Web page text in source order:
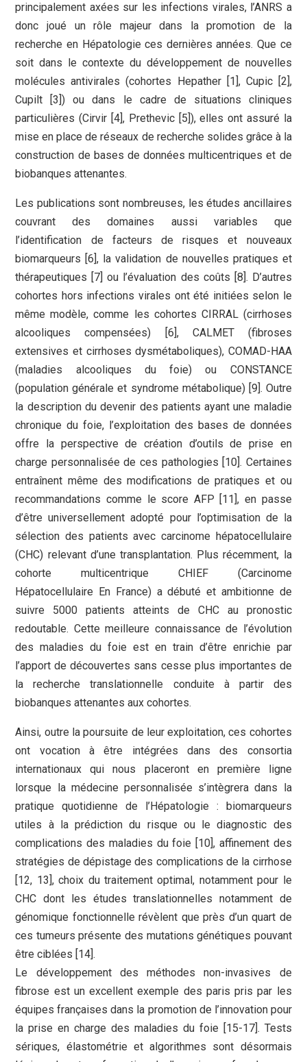
principalement axées sur les infections virales, l’ANRS a
donc joué un rôle majeur dans la promotion de la
recherche en Hépatologie ces dernières années. Que ce
soit dans le contexte du développement de nouvelles
molécules antivirales (cohortes Hepather [1], Cupic [2],
Cupilt [3]) ou dans le cadre de situations cliniques
particulières (Cirvir [4], Prethevic [5]), elles ont assuré la
mise en place de réseaux de recherche solides grâce à la
construction de bases de données multicentriques et de
biobanques attenantes.
Les publications sont nombreuses, les études ancillaires
couvrant des domaines aussi variables que
l’identification de facteurs de risques et nouveaux
biomarqueurs [6], la validation de nouvelles pratiques et
thérapeutiques [7] ou l’évaluation des coûts [8]. D’autres
cohortes hors infections virales ont été initiées selon le
même modèle, comme les cohortes CIRRAL (cirrhoses
alcooliques compensées) [6], CALMET (fibroses
extensives et cirrhoses dysmétaboliques), COMAD-HAA
(maladies alcooliques du foie) ou CONSTANCE
(population générale et syndrome métabolique) [9]. Outre
la description du devenir des patients ayant une maladie
chronique du foie, l’exploitation des bases de données
offre la perspective de création d’outils de prise en
charge personnalisée de ces pathologies [10]. Certaines
entraînent même des modifications de pratiques et ou
recommandations comme le score AFP [11], en passe
d’être universellement adopté pour l’optimisation de la
sélection des patients avec carcinome hépatocellulaire
(CHC) relevant d’une transplantation. Plus récemment, la
cohorte multicentrique CHIEF (Carcinome
Hépatocellulaire En France) a débuté et ambitionne de
suivre 5000 patients atteints de CHC au pronostic
redoutable. Cette meilleure connaissance de l’évolution
des maladies du foie est en train d’être enrichie par
l’apport de découvertes sans cesse plus importantes de
la recherche translationnelle conduite à partir des
biobanques attenantes aux cohortes.
Ainsi, outre la poursuite de leur exploitation, ces cohortes
ont vocation à être intégrées dans des consortia
internationaux qui nous placeront en première ligne
lorsque la médecine personnalisée s’intègrera dans la
pratique quotidienne de l’Hépatologie : biomarqueurs
utiles à la prédiction du risque ou le diagnostic des
complications des maladies du foie [10], affinement des
stratégies de dépistage des complications de la cirrhose
[12, 13], choix du traitement optimal, notamment pour le
CHC dont les études translationnelles notamment de
génomique fonctionnelle révèlent que près d’un quart de
ces tumeurs présente des mutations génétiques pouvant
être ciblées [14].
Le développement des méthodes non-invasives de
fibrose est un excellent exemple des paris pris par les
équipes françaises dans la promotion de l’innovation pour
la prise en charge des maladies du foie [15-17]. Tests
sériques, élastométrie et algorithmes sont désormais